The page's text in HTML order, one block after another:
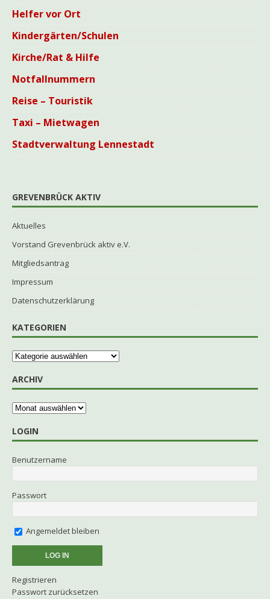
Helfer vor Ort
Kindergärten/Schulen
Kirche/Rat & Hilfe
Notfallnummern
Reise – Touristik
Taxi – Mietwagen
Stadtverwaltung Lennestadt
GREVENBRÜCK AKTIV
Aktuelles
Vorstand Grevenbrück aktiv e.V.
Mitgliedsantrag
Impressum
Datenschutzerklärung
KATEGORIEN
ARCHIV
LOGIN
Benutzername
Passwort
Angemeldet bleiben
Registrieren
Passwort zurücksetzen